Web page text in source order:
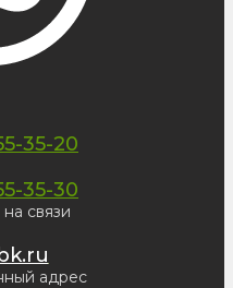
35-20
35-30
связи
адрес